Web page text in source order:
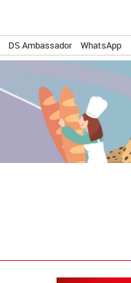
DS Ambassador WhatsApp